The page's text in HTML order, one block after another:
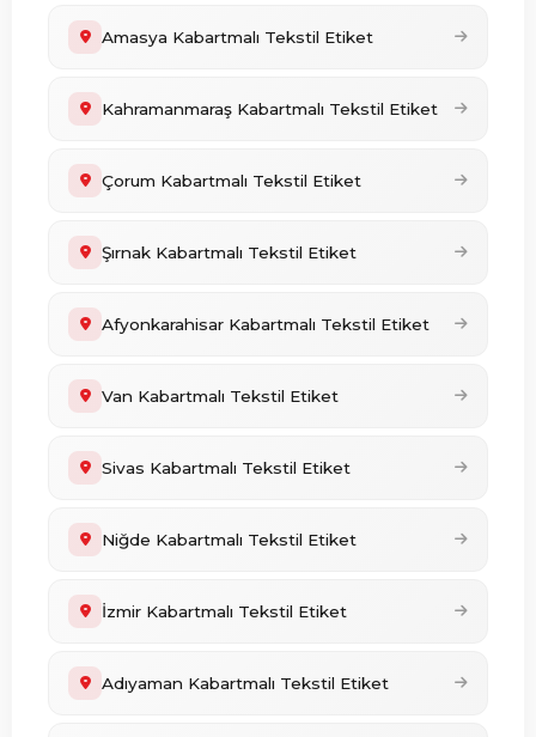
Amasya Kabartmalı Tekstil Etiket
Kahramanmaraş Kabartmalı Tekstil Etiket
Çorum Kabartmalı Tekstil Etiket
Şırnak Kabartmalı Tekstil Etiket
Afyonkarahisar Kabartmalı Tekstil Etiket
Van Kabartmalı Tekstil Etiket
Sivas Kabartmalı Tekstil Etiket
Niğde Kabartmalı Tekstil Etiket
İzmir Kabartmalı Tekstil Etiket
Adıyaman Kabartmalı Tekstil Etiket